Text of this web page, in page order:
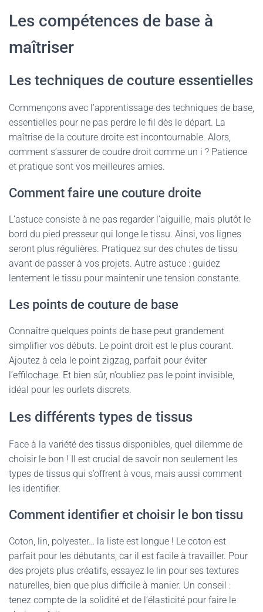
Les compétences de base à
maîtriser
Les techniques de couture essentielles
Commençons avec l’apprentissage des techniques de base,
essentielles pour ne pas perdre le fil dès le départ. La
maîtrise de la couture droite est incontournable. Alors,
comment s’assurer de coudre droit comme un i ? Patience
et pratique sont vos meilleures amies.
Comment faire une couture droite
L’astuce consiste à ne pas regarder l’aiguille, mais plutôt le
bord du pied presseur qui longe le tissu. Ainsi, vos lignes
seront plus régulières. Pratiquez sur des chutes de tissu
avant de passer à vos projets. Autre astuce : guidez
lentement le tissu pour maintenir une tension constante.
Les points de couture de base
Connaître quelques points de base peut grandement
simplifier vos débuts. Le point droit est le plus courant.
Ajoutez à cela le point zigzag, parfait pour éviter
l’effilochage. Et bien sûr, n’oubliez pas le point invisible,
idéal pour les ourlets discrets.
Les différents types de tissus
Face à la variété des tissus disponibles, quel dilemme de
choisir le bon ! Il est crucial de savoir non seulement les
types de tissus qui s’offrent à vous, mais aussi comment
les identifier.
Comment identifier et choisir le bon tissu
Coton, lin, polyester… la liste est longue ! Le coton est
parfait pour les débutants, car il est facile à travailler. Pour
des projets plus créatifs, essayez le lin pour ses textures
naturelles, bien que plus difficile à manier. Un conseil :
tenez compte de la solidité et de l’élasticité pour faire le